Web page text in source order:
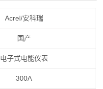
Acrel/安科瑞
国产
电子式电能仪表
300A